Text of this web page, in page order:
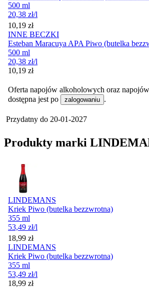
500 ml
20,38 zł/l
Cena
10,19 zł
INNE BECZKI
Esteban Maracuya APA Piwo (butelka
500 ml
20,38 zł/l
Cena
10,19 zł
Oferta napojów alkoholowych oraz
dostępna jest po
zalogowaniu .
Przydatny do 20-01-2027
Produkty marki
LINDEMANS
Kriek Piwo (butelka bezzwrotna)
355 ml
53,49 zł/l
Cena
18,99 zł
LINDEMANS
Kriek Piwo (butelka bezzwrotna)
355 ml
53,49 zł/l
Cena
18,99 zł